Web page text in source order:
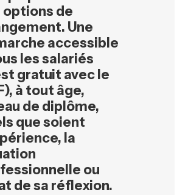
options de
Une
accessible
les salariés
gratuit avec le
à tout âge,
de diplôme,
que soient
la
ou
de sa réflexion.